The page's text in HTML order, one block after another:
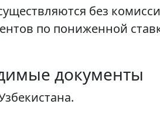
без
по пониженной
документы